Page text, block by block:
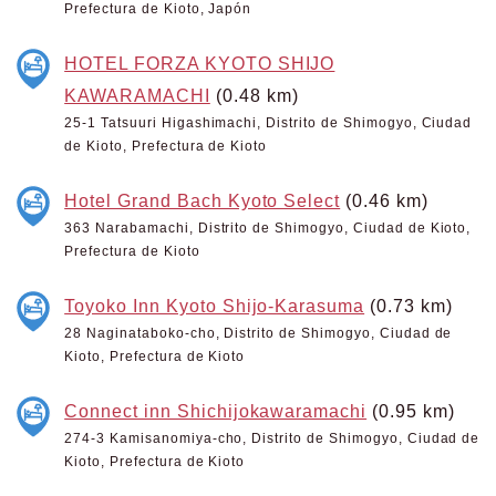
Prefectura de Kioto, Japón
HOTEL FORZA KYOTO SHIJO
KAWARAMACHI (0.48 km)
25-1 Tatsuuri Higashimachi, Distrito de Shimogyo, Ciudad
de Kioto, Prefectura de Kioto
Hotel Grand Bach Kyoto Select (0.46 km)
363 Narabamachi, Distrito de Shimogyo, Ciudad de Kioto,
Prefectura de Kioto
Toyoko Inn Kyoto Shijo-Karasuma (0.73 km)
28 Naginataboko-cho, Distrito de Shimogyo, Ciudad de
Kioto, Prefectura de Kioto
Connect inn Shichijokawaramachi (0.95 km)
274-3 Kamisanomiya-cho, Distrito de Shimogyo, Ciudad de
Kioto, Prefectura de Kioto